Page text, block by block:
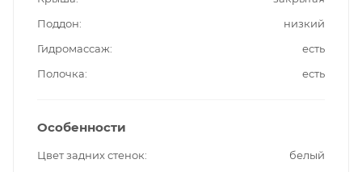
Поддон
низкий
Гидромассаж
есть
Полочка
есть
Особенности
Цвет задних стенок
белый